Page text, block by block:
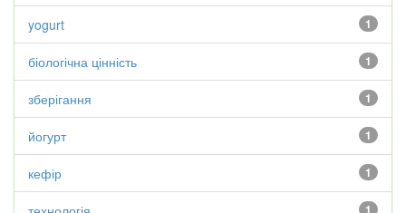
1
yogurt
1
біологічна цінність
1
зберігання
1
йогурт
1
кефір
1